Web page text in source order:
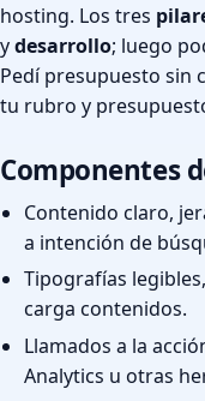
hosting. Los tres
ydesarrollo; luego
Pedí presupuesto sin
tu rubro y
Componentes
Contenido claro,
a intención de
Tipografías
carga contenidos.
Llamados a la
Analytics u otras